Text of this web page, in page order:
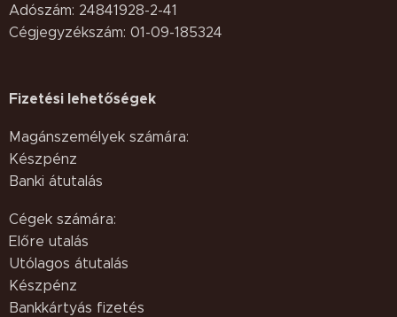
Adószám: 24841928-2-41
Cégjegyzékszám: 01-09-185324
Fizetési lehetőségek
Magánszemélyek számára:
Készpénz
Banki átutalás
Cégek számára:
Előre utalás
Utólagos átutalás
Készpénz
Bankkártyás fizetés